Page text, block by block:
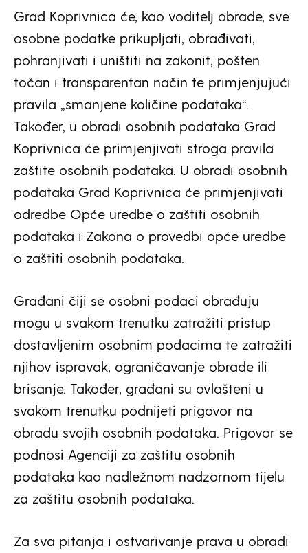
Grad Koprivnica će, kao voditelj obrade, sve
osobne podatke prikupljati, obrađivati,
pohranjivati i uništiti na zakonit, pošten
točan i transparentan način te primjenjujući
pravila „smanjene količine podataka“.
Također, u obradi osobnih podataka Grad
Koprivnica će primjenjivati stroga pravila
zaštite osobnih podataka. U obradi osobnih
podataka Grad Koprivnica će primjenjivati
odredbe Opće uredbe o zaštiti osobnih
podataka i Zakona o provedbi opće uredbe
o zaštiti osobnih podataka.
Građani čiji se osobni podaci obrađuju
mogu u svakom trenutku zatražiti pristup
dostavljenim osobnim podacima te zatražiti
njihov ispravak, ograničavanje obrade ili
brisanje. Također, građani su ovlašteni u
svakom trenutku podnijeti prigovor na
obradu svojih osobnih podataka. Prigovor se
podnosi Agenciji za zaštitu osobnih
podataka kao nadležnom nadzornom tijelu
za zaštitu osobnih podataka.
Za sva pitanja i ostvarivanje prava u obradi